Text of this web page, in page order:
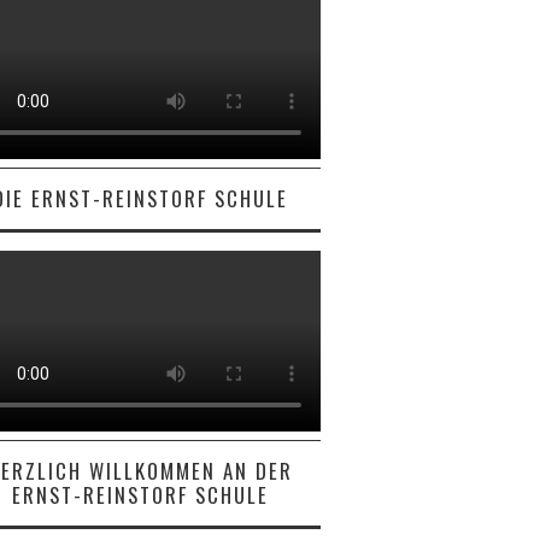
ERNST-REINSTORF SCHULE
WILLKOMMEN AN DER
ERNST-REINSTORF SCHULE